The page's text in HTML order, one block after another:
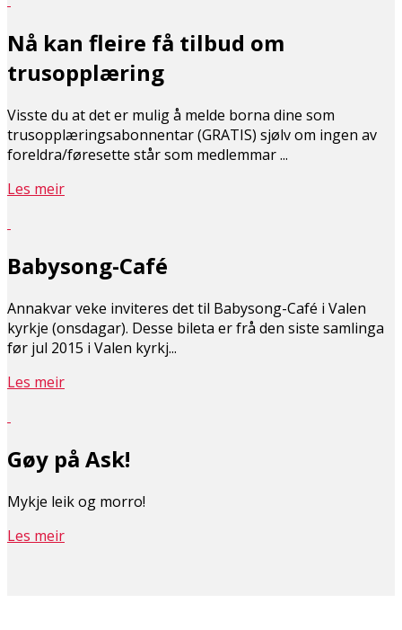
Nå kan fleire få tilbud om
trusopplæring
Visste du at det er mulig å melde borna dine som
trusopplæringsabonnentar (GRATIS) sjølv om ingen av
foreldra/føresette står som medlemmar ...
Les meir
Babysong-Café
Annakvar veke inviteres det til Babysong-Café i Valen
kyrkje (onsdagar). Desse bileta er frå den siste samlinga
før jul 2015 i Valen kyrkj...
Les meir
Gøy på Ask!
Mykje leik og morro!
Les meir